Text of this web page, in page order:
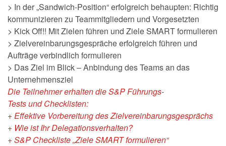
> In der „Sandwich-Position“ erfolgreich behaupten: Richtig
kommunizieren zu Teammitgliedern und Vorgesetzten
> Kick Off!! Mit Zielen führen und Ziele SMART formulieren
> Zielvereinbarungsgespräche erfolgreich führen und
Aufträge verbindlich formulieren
> Das Ziel im Blick – Anbindung des Teams an das
Unternehmensziel
Die Teilnehmer erhalten dieS&P Führungs-
TestsundChecklisten:
+ Effektive Vorbereitung des Zielvereinbarungsgesprächs
+ Wie ist Ihr Delegationsverhalten?
+ S&P Checkliste „Ziele SMART formulieren“